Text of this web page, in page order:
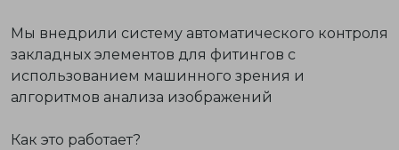
Мы внедрили систему автоматического контроля
закладных элементов для фитингов с
использованием машинного зрения и
алгоритмов анализа изображений
Как это работает?